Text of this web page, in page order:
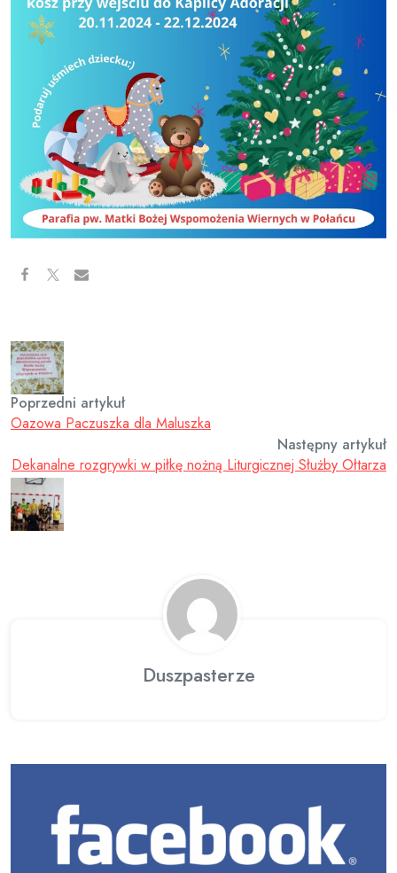
Poprzedni artykuł
Oazowa Paczuszka dla Maluszka
Następny artykuł
Dekanalne rozgrywki w piłkę nożną Liturgicznej Służby Ołtarza
Duszpasterze